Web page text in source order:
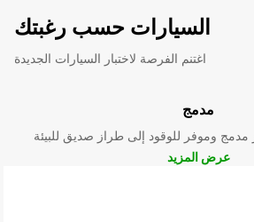
السيارات حسب رغبتك
اغتنم الفرصة لاختبار السيارات الجديدة
مدمج
وموفر للوقود إلى طراز صديق للبيئة
عرض المزيد